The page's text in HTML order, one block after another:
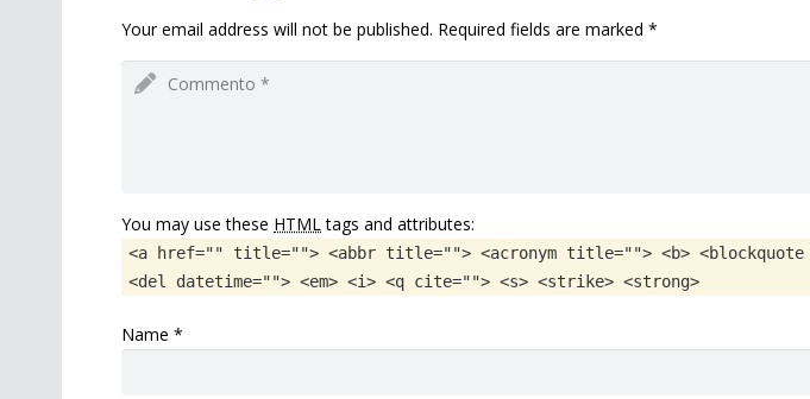
Your email address will not be published. Required fields are marked *
You may use these HTML tags and attributes:
<a href="" title=""> <abbr title=""> <acronym title=""> <b> <blockquote
<del datetime=""> <em> <i> <q cite=""> <s> <strike> <strong>
Name *